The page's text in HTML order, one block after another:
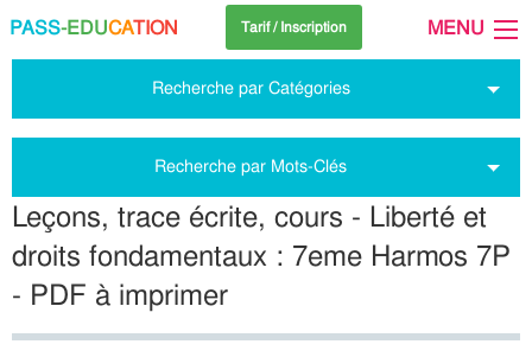
PASS-EDUCATION Tarif / Inscription MENU
Recherche par Catégories
Recherche par Mots-Clés
Leçons, trace écrite, cours - Liberté et
droits fondamentaux : 7eme Harmos 7P
- PDF à imprimer